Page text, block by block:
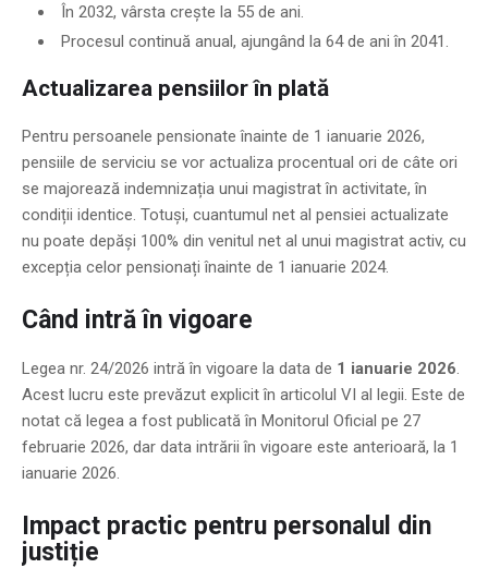
În 2032, vârsta crește la 55 de ani.
Procesul continuă anual, ajungând la 64 de ani în 2041.
Actualizarea pensiilor în plată
Pentru persoanele pensionate înainte de 1 ianuarie 2026,
pensiile de serviciu se vor actualiza procentual ori de câte ori
se majorează indemnizația unui magistrat în activitate, în
condiții identice. Totuși, cuantumul net al pensiei actualizate
nu poate depăși 100% din venitul net al unui magistrat activ, cu
excepția celor pensionați înainte de 1 ianuarie 2024.
Când intră în vigoare
Legea nr. 24/2026 intră în vigoare la data de 1 ianuarie 2026
Acest lucru este prevăzut explicit în articolul VI al legii. Este de
notat că legea a fost publicată în Monitorul Oficial pe 27
februarie 2026, dar data intrării în vigoare este anterioară, la 1
ianuarie 2026.
Impact practic pentru personalul din
justiție